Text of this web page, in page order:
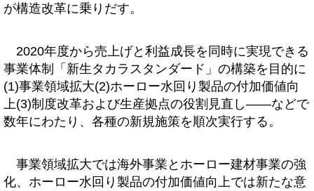
が構造改革に乗りだす。
2020年度から売上げと利益成長を同時に実現できる
事業体制「新生タカラスタンダード」の構築を目的に
(1)事業領域拡大(2)ホーロー水回り製品の付加価値向
上(3)制度改革および生産拠点の役割見直し――などで
数年にわたり、各種の新規施策を順次実行する。
事業領域拡大では海外事業とホーロー建材事業の強
化、ホーロー水回り製品の付加価値向上では新たな意